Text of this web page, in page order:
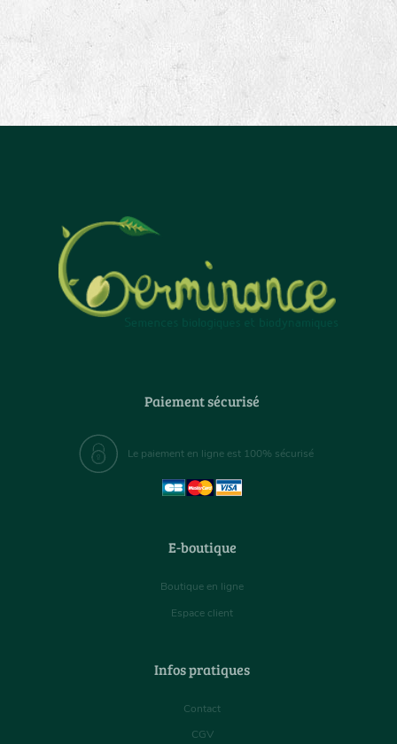
Paiement sécurisé
Le paiement en ligne est 100% sécurisé
E-boutique
Boutique en ligne
Espace client
Infos pratiques
Contact
CGV